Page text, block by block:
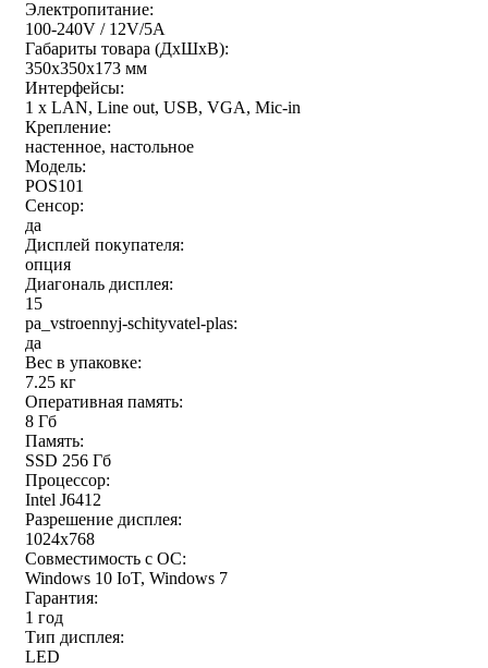
Электропитание:
100-240V / 12V/5A
Габариты товара (ДxШxВ):
350х350х173 мм
Интерфейсы:
1 x LAN, Line out, USB, VGA, Mic-in
Крепление:
настенное, настольное
Модель:
POS101
Сенсор:
да
Дисплей покупателя:
опция
Диагональ дисплея:
15
pa_vstroennyj-schityvatel-plas:
да
Вес в упаковке:
7.25 кг
Оперативная память:
8 Гб
Память:
SSD 256 Гб
Процессор:
Intel J6412
Разрешение дисплея:
1024x768
Совместимость с ОС:
Windows 10 IoT, Windows 7
Гарантия:
1 год
Тип дисплея:
LED